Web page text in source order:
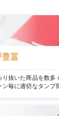
富
抜いた商品を数
毎に適切なタンプ